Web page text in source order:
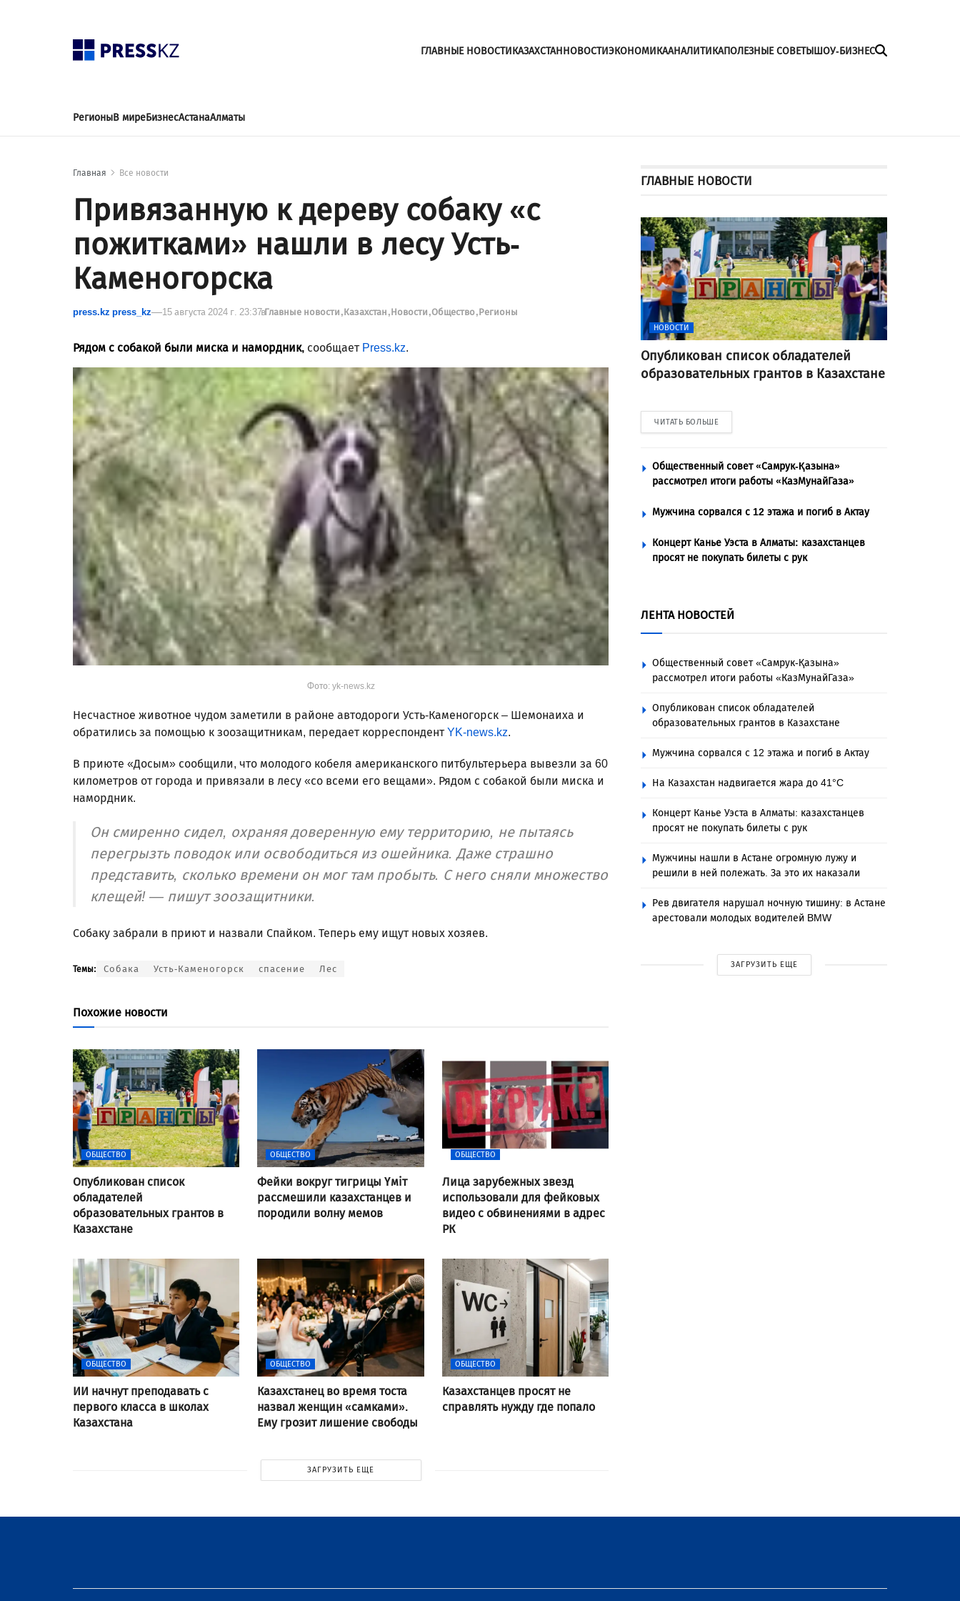
ГЛАВНЫЕ НОВОСТИКАЗАХСТАННОВОСТИЭКОНОМИКААНАЛИТИКАПОЛЕЗНЫЕ СОВЕТЫШОУ-БИЗНЕС
РегионыВ миреБизнесАстанаАлматы
Главная Все новости
Привязанную к дереву собаку «с
пожитками» нашли в лесу Усть-
Каменогорска
press.kz press_kz 15 августа 2024 г. 23:37вГлавные новости Казахстан НовостиОбщество Регионы
Рядом с собакой были миска и намордник, сообщаетPress.kz.
Фото: yk-news.kz
Несчастное животное чудом заметили в районе автодороги Усть-Каменогорск – Шемонаиха и
обратились за помощью к зоозащитникам, передает корреспондентYK-news.kz.
В приюте «Досым» сообщили, что молодого кобеля американского питбультерьера вывезли за 60
километров от города и привязали в лесу «со всеми его вещами». Рядом с собакой были миска и
намордник.
Он смиренно сидел, охраняя доверенную ему территорию, не пытаясь
перегрызть поводок или освободиться из ошейника. Даже страшно
представить, сколько времени он мог там пробыть. С него сняли множество
клещей! — пишут зоозащитники.
Собаку забрали в приют и назвали Спайком. Теперь ему ищут новых хозяев.
Темы: Собака Усть-Каменогорск спасение Лес
Похожие новости
ОБЩЕСТВО
Опубликован список
обладателей
образовательных грантов в
Казахстане
ОБЩЕСТВО
Фейки вокруг тигрицы Үміт
рассмешили казахстанцев и
породили волну мемов
ОБЩЕСТВО
Лица зарубежных звезд
использовали для фейковых
видео с обвинениями в адрес
РК
ОБЩЕСТВО
ИИ начнут преподавать с
первого класса в школах
Казахстана
ОБЩЕСТВО
Казахстанец во время тоста
назвал женщин «самками».
Ему грозит лишение свободы
ОБЩЕСТВО
Казахстанцев просят не
справлять нужду где попало
ЗАГРУЗИТЬ ЕЩЕ
ГЛАВНЫЕ НОВОСТИ
НОВОСТИ
Опубликован список обладателей
образовательных грантов в Казахстане
ЧИТАТЬ БОЛЬШЕ
Общественный совет «Самрук-Қазына»
рассмотрел итоги работы «КазМунайГаза»
Мужчина сорвался с 12 этажа и погиб в Актау
Концерт Канье Уэста в Алматы: казахстанцев
просят не покупать билеты с рук
ЛЕНТА НОВОСТЕЙ
Общественный совет «Самрук-Қазына»
рассмотрел итоги работы «КазМунайГаза»
Опубликован список обладателей
образовательных грантов в Казахстане
Мужчина сорвался с 12 этажа и погиб в Актау
На Казахстан надвигается жара до 41°C
Концерт Канье Уэста в Алматы: казахстанцев
просят не покупать билеты с рук
Мужчины нашли в Астане огромную лужу и
решили в ней полежать. За это их наказали
Рев двигателя нарушал ночную тишину: в Астане
арестовали молодых водителей BMW
ЗАГРУЗИТЬ ЕЩЕ